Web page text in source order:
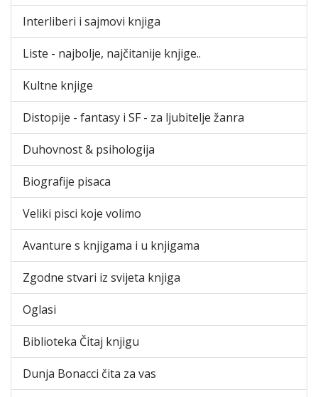
Interliberi i sajmovi knjiga
Liste - najbolje, najčitanije knjige..
Kultne knjige
Distopije - fantasy i SF - za ljubitelje žanra
Duhovnost & psihologija
Biografije pisaca
Veliki pisci koje volimo
Avanture s knjigama i u knjigama
Zgodne stvari iz svijeta knjiga
Oglasi
Biblioteka Čitaj knjigu
Dunja Bonacci čita za vas